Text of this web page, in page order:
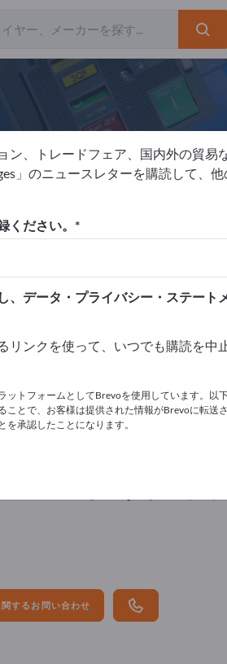
GmbH
のボンダブルチ
するお問い合わせ
ン、トレードフェア、国内外の貿易
」のニュースレターを購読して、
ください。
、データ・プライバシー・ステート
リンクを使って、いつでも購読を中
ットフォームとしてBrevoを使用しています。以
ことで、お客様は提供された情報がBrevoに転送
承認したことになります。